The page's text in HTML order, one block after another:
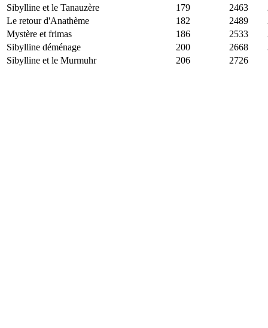
Sibylline et le Tanauzère
179 2463
Le retour d'Anathème
182 2489
Mystère et frimas
186 2533
Sibylline déménage
200 2668
Sibylline et le Murmuhr
206 2726